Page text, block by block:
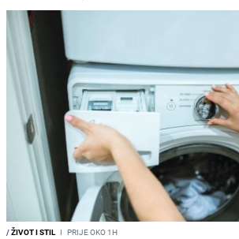
/ŽIVOT I STIL I PRIJE OKO 1H